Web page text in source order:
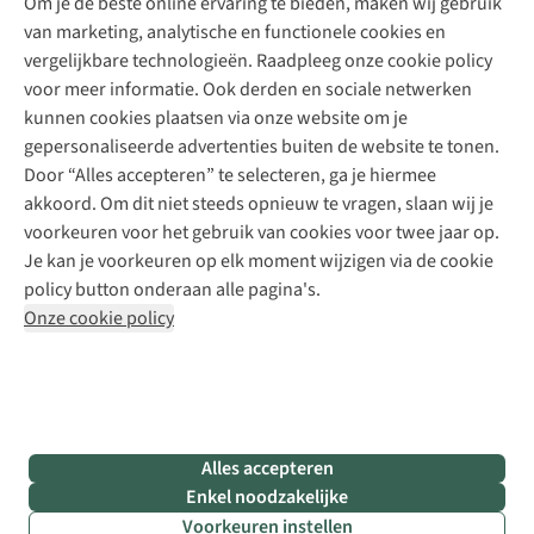
van marketing, analytische en functionele cookies en
vergelijkbare technologieën. Raadpleeg onze cookie policy
voor meer informatie. Ook derden en sociale netwerken
kunnen cookies plaatsen via onze website om je
gepersonaliseerde advertenties buiten de website te tonen.
Door “Alles accepteren” te selecteren, ga je hiermee
akkoord. Om dit niet steeds opnieuw te vragen, slaan wij je
voorkeuren voor het gebruik van cookies voor twee jaar op.
Je kan je voorkeuren op elk moment wijzigen via de cookie
policy button onderaan alle pagina's.
Onze cookie policy
Alles accepteren
Enkel noodzakelijke
Voorkeuren instellen
Schoenherstelling
Kledingherstelling
Retouches
Voor bedrijven
Explore Camp
Gear Check
Inspiratie & advies
Meld je aan voor de nieuwsbrief
Follow us
Disclaimer Privacy Policy
Algemene voorwaarden
Cookie Policy